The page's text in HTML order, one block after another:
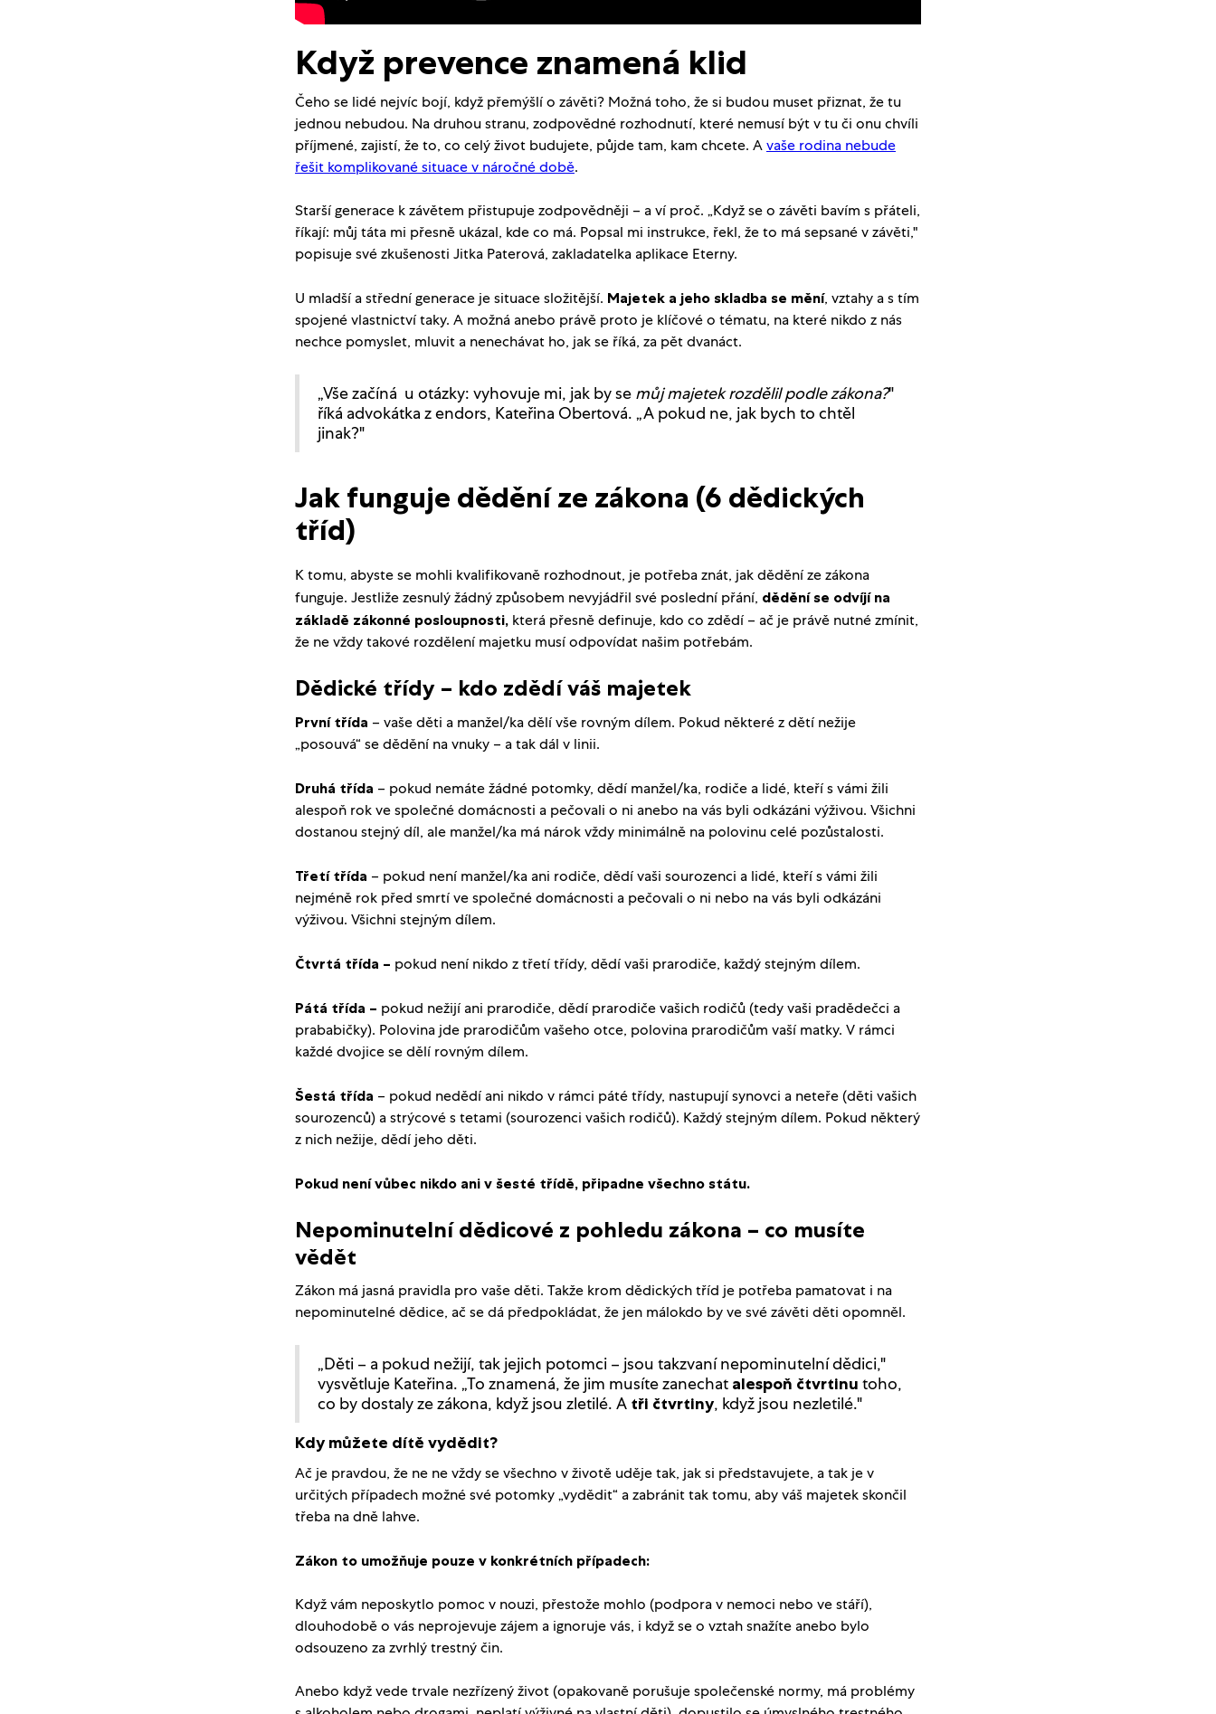
Když prevence znamená klid
Čeho se lidé nejvíc bojí, když přemýšlí o závěti? Možná toho, že si budou muset přiznat, že tu
jednou nebudou. Na druhou stranu, zodpovědné rozhodnutí, které nemusí být v tu či onu chvíli
příjmené, zajistí, že to, co celý život budujete, půjde tam, kam chcete. Avaše rodina nebude
řešit komplikované situace v náročné době.
Starší generace k závětem přistupuje zodpovědněji – a ví proč. „Když se o závěti bavím s přáteli,
říkají: můj táta mi přesně ukázal, kde co má. Popsal mi instrukce, řekl, že to má sepsané v závěti,"
popisuje své zkušenosti Jitka Paterová, zakladatelka aplikace Eterny.
U mladší a střední generace je situace složitější. Majetek a jeho skladba se mění, vztahy a s tím
spojené vlastnictví taky. A možná anebo právě proto je klíčové o tématu, na které nikdo z nás
nechce pomyslet, mluvit a nenechávat ho, jak se říká, za pět dvanáct.
„Vše začíná u otázky: vyhovuje mi, jak by se můj majetek rozdělil podle zákona?"
říká advokátka z endors, Kateřina Obertová. „A pokud ne, jak bych to chtěl
jinak?"
Jak funguje dědění ze zákona (6 dědických
tříd)
K tomu, abyste se mohli kvalifikovaně rozhodnout, je potřeba znát, jak dědění ze zákona
funguje. Jestliže zesnulý žádný způsobem nevyjádřil své poslední přání, dědění se odvíjí na
základě zákonné posloupnosti, která přesně definuje, kdo co zdědí – ač je právě nutné zmínit,
že ne vždy takové rozdělení majetku musí odpovídat našim potřebám.
Dědické třídy – kdo zdědí váš majetek
První třída – vaše děti a manžel/ka dělí vše rovným dílem. Pokud některé z dětí nežije
„posouvá“ se dědění na vnuky – a tak dál v linii.
Druhá třída – pokud nemáte žádné potomky, dědí manžel/ka, rodiče a lidé, kteří s vámi žili
alespoň rok ve společné domácnosti a pečovali o ni anebo na vás byli odkázáni výživou. Všichni
dostanou stejný díl, ale manžel/ka má nárok vždy minimálně na polovinu celé pozůstalosti.
Třetí třída – pokud není manžel/ka ani rodiče, dědí vaši sourozenci a lidé, kteří s vámi žili
nejméně rok před smrtí ve společné domácnosti a pečovali o ni nebo na vás byli odkázáni
výživou. Všichni stejným dílem.
Čtvrtá třída – pokud není nikdo z třetí třídy, dědí vaši prarodiče, každý stejným dílem.
Pátá třída – pokud nežijí ani prarodiče, dědí prarodiče vašich rodičů (tedy vaši pradědečci a
prababičky). Polovina jde prarodičům vašeho otce, polovina prarodičům vaší matky. V rámci
každé dvojice se dělí rovným dílem.
Šestá třída – pokud nedědí ani nikdo v rámci páté třídy, nastupují synovci a neteře (děti vašich
sourozenců) a strýcové s tetami (sourozenci vašich rodičů). Každý stejným dílem. Pokud některý
z nich nežije, dědí jeho děti.
Pokud není vůbec nikdo ani v šesté třídě, připadne všechno státu.
Nepominutelní dědicové z pohledu zákona – co musíte
vědět
Zákon má jasná pravidla pro vaše děti. Takže krom dědických tříd je potřeba pamatovat i na
nepominutelné dědice, ač se dá předpokládat, že jen málokdo by ve své závěti děti opomněl.
„Děti – a pokud nežijí, tak jejich potomci – jsou takzvaní nepominutelní dědici,"
vysvětluje Kateřina. „To znamená, že jim musíte zanechat alespoň čtvrtinu toho,
co by dostaly ze zákona, když jsou zletilé. A tři čtvrtiny, když jsou nezletilé."
Kdy můžete dítě vydědit?
Ač je pravdou, že ne ne vždy se všechno v životě uděje tak, jak si představujete, a tak je v
určitých případech možné své potomky „vydědit“ a zabránit tak tomu, aby váš majetek skončil
třeba na dně lahve.
Zákon to umožňuje pouze v konkrétních případech:
Když vám neposkytlo pomoc v nouzi, přestože mohlo (podpora v nemoci nebo ve stáří),
dlouhodobě o vás neprojevuje zájem a ignoruje vás, i když se o vztah snažíte anebo bylo
odsouzeno za zvrhlý trestný čin.
Anebo když vede trvale nezřízený život (opakovaně porušuje společenské normy, má problémy